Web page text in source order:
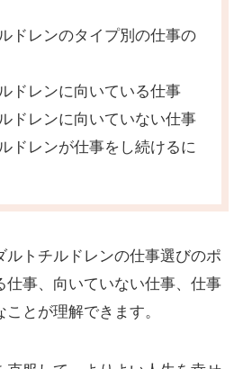
ドレンのタイプ別の仕事の
ドレンに向いている仕事
ドレンに向いていない仕事
ドレンが仕事をし続けるに
ルトチルドレンの仕事選びのポ
仕事、向いていない仕事、仕事
とが理解できます。